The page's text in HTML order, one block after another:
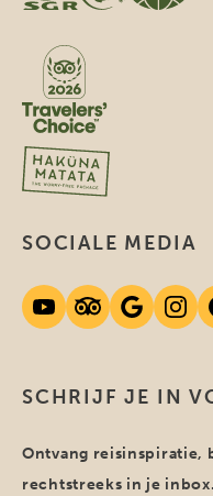
SCHRIJF JE IN
Ontvang reisinspiratie,
rechtstreeks in je inbox.
SOCIALE MEDIA